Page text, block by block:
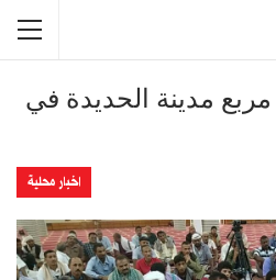
مربع مدينة الحديدة في
اخبار محلية